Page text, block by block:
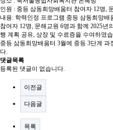
인원 : 중등 삼동희망배움터 참여자 12명,
내용: 학력인정 프로그램 중등 삼동희망배
참여자 12명, 문해교원 6명과 함께 2025년
행 계획 공유, 상장 및 수료증을 수여하였습
중등 삼동희망배움터 3월에 중등 3단계
다.
댓글목록
등록된 댓글이 없습니다.
이전글
다음글
목록